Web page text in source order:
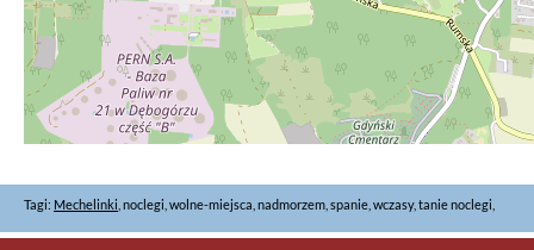
Tagi: Mechelinki , noclegi, wolne-miejsca, nadmorzem, spanie, wczasy, tanie noclegi,